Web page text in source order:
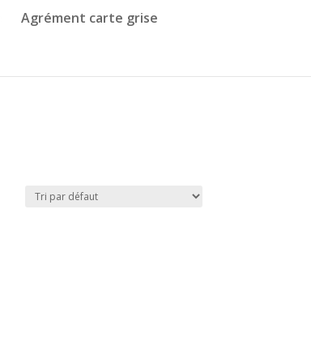
Agrément carte grise